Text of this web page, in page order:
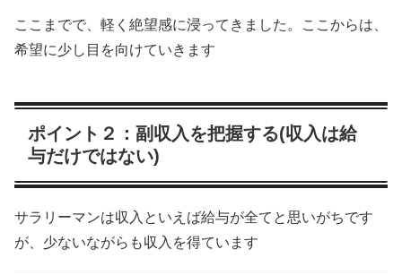
ここまでで、軽く絶望感に浸ってきました。ここからは、
希望に少し目を向けていきます
ポイント２：副収入を把握する(収入は給
与だけではない)
サラリーマンは収入といえば給与が全てと思いがちです
が、少ないながらも収入を得ています